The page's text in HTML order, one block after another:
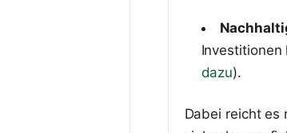
dazu).
Dabei reicht es